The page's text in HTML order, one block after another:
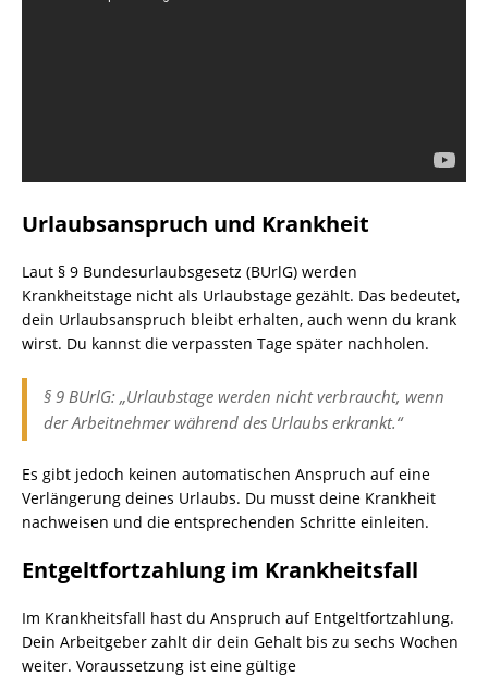
Urlaubsanspruch und Krankheit
Laut § 9 Bundesurlaubsgesetz (BUrlG) werden
Krankheitstage nicht als Urlaubstage gezählt. Das bedeutet,
dein Urlaubsanspruch bleibt erhalten, auch wenn du krank
wirst. Du kannst die verpassten Tage später nachholen.
§ 9 BUrlG: „Urlaubstage werden nicht verbraucht, wenn
der Arbeitnehmer während des Urlaubs erkrankt.“
Es gibt jedoch keinen automatischen Anspruch auf eine
Verlängerung deines Urlaubs. Du musst deine Krankheit
nachweisen und die entsprechenden Schritte einleiten.
Entgeltfortzahlung im Krankheitsfall
Im Krankheitsfall hast du Anspruch auf Entgeltfortzahlung.
Dein Arbeitgeber zahlt dir dein Gehalt bis zu sechs Wochen
weiter. Voraussetzung ist eine gültige